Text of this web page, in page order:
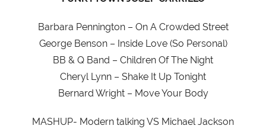
Barbara Pennington – On A Crowded Street
George Benson – Inside Love (So Personal)
BB & Q Band – Children Of The Night
Cheryl Lynn – Shake It Up Tonight
Bernard Wright – Move Your Body
MASHUP- Modern talking VS Michael Jackson